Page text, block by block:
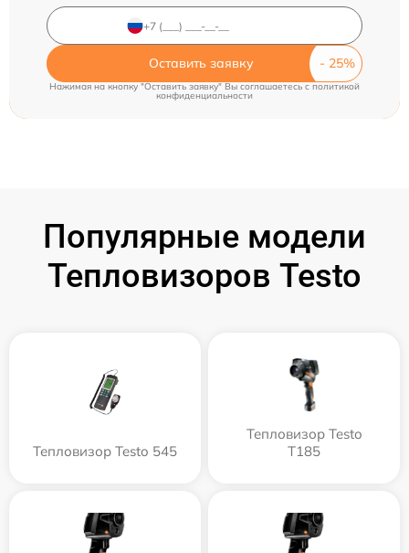
Оставить заявку
Нажимая на кнопку "Оставить заявку" Вы соглашаетесь c политикой
конфиденциальности
Популярные модели
Тепловизоров Testo
Тепловизор Testo 545
Тепловизор Testo
T185